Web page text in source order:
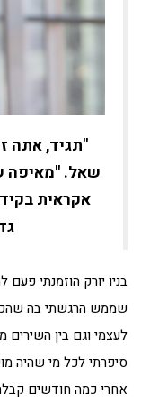
"תגיד, אתה
שאל. "מאיפה
אקראית
בניו יורק הוזמנתי
שממש הרגשתי בה
לעצמי וגם בין
סיפרתי לכל מי שהיה
אחרי כמה חודשים